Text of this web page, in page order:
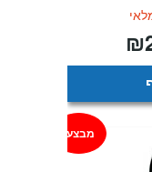
₪
הוא:
מבצע!